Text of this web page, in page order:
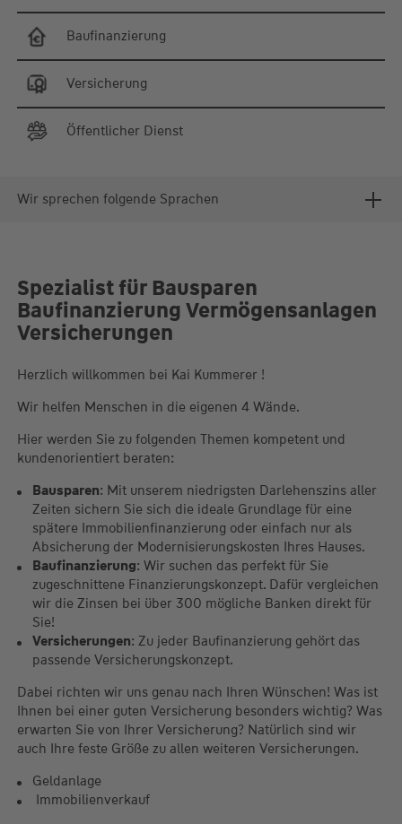
Baufinanzierung
Versicherung
Öffentlicher Dienst
Wir sprechen folgende Sprachen
Spezialist für Bausparen
Baufinanzierung Vermögensanlagen
Versicherungen
Herzlich willkommen bei Kai Kummerer !
Wir helfen Menschen in die eigenen 4 Wände.
Hier werden Sie zu folgenden Themen kompetent und
kundenorientiert beraten:
Bausparen: Mit unserem niedrigsten Darlehenszins aller
Zeiten sichern Sie sich die ideale Grundlage für eine
spätere Immobilienfinanzierung oder einfach nur als
Absicherung der Modernisierungskosten Ihres Hauses.
Baufinanzierung: Wir suchen das perfekt für Sie
zugeschnittene Finanzierungskonzept. Dafür vergleichen
wir die Zinsen bei über 300 mögliche Banken direkt für
Sie!
Versicherungen: Zu jeder Baufinanzierung gehört das
passende Versicherungskonzept.
Dabei richten wir uns genau nach Ihren Wünschen! Was ist
Ihnen bei einer guten Versicherung besonders wichtig? Was
erwarten Sie von Ihrer Versicherung? Natürlich sind wir
auch Ihre feste Größe zu allen weiteren Versicherungen.
Geldanlage
Immobilienverkauf